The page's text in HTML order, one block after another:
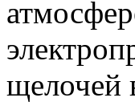
щелочей